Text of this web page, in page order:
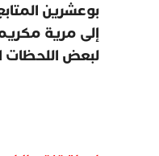
بوعشرين
إلى مرية
لبعض اللحظات